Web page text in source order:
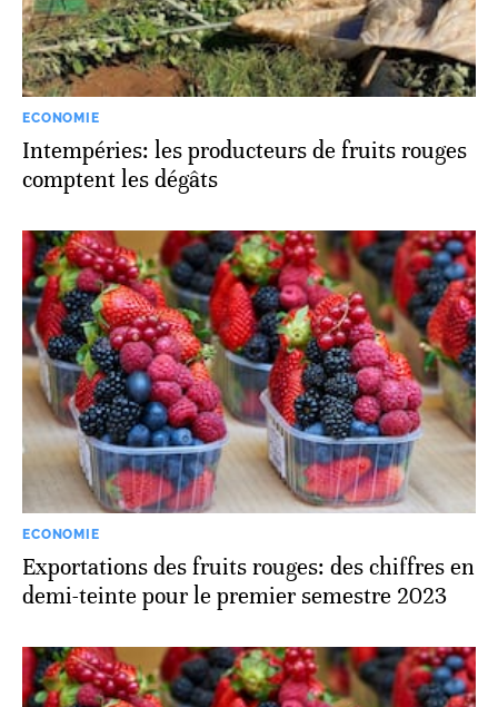
ECONOMIE
Intempéries: les producteurs de fruits rouges
comptent les dégâts
ECONOMIE
Exportations des fruits rouges: des chiffres en
demi-teinte pour le premier semestre 2023